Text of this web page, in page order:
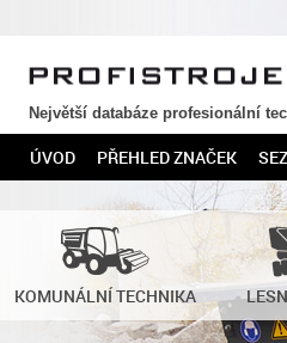
PROFISTROJE.CZ
Největší databáze profesionální
ÚVOD PŘEHLED ZNAČEK
KOMUNÁLNÍ TECHNIKA